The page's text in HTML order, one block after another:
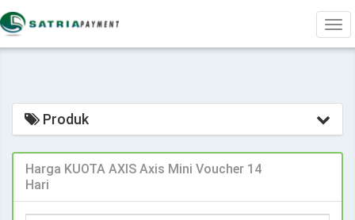
Produk
Harga KUOTA AXIS Axis Mini Voucher 14
Hari